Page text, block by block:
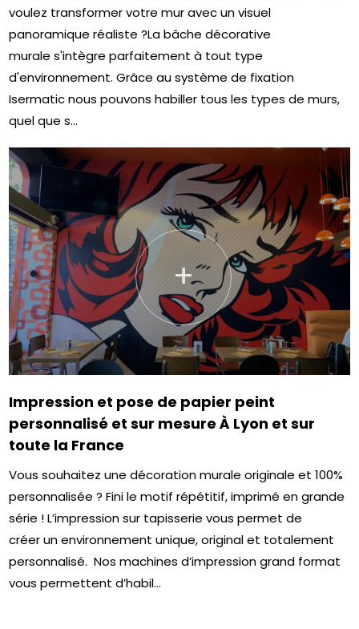
voulez transformer votre mur avec un visuel
panoramique réaliste ?La bâche décorative
murale s'intègre parfaitement à tout type
d'environnement. Grâce au système de fixation
Isermatic nous pouvons habiller tous les types de murs,
quel que s...
+
Impression et pose de papier peint
personnalisé et sur mesure À Lyon et sur
toute la France
Vous souhaitez une décoration murale originale et 100%
personnalisée ? Fini le motif répétitif, imprimé en grande
série ! L’impression sur tapisserie vous permet de
créer un environnement unique, original et totalement
personnalisé. Nos machines d’impression grand format
vous permettent d’habil...